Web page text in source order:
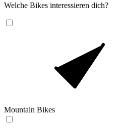
Welche Bikes interessieren dich?
Mountain Bikes